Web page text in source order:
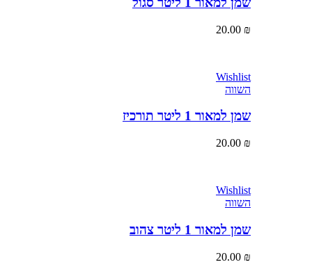
20.00
Wishlist
שמן למאור 1 ליטר תורכיז
20.00
Wishlist
שמן למאור 1 ליטר צהוב
20.00